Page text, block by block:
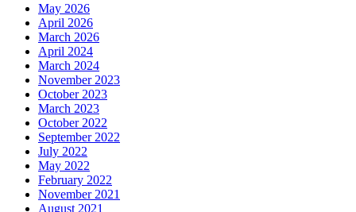
May 2026
April 2026
March 2026
April 2024
March 2024
November 2023
October 2023
March 2023
October 2022
September 2022
July 2022
May 2022
February 2022
November 2021
August 2021